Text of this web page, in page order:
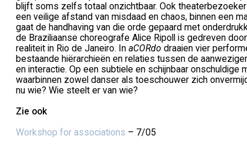
blijft soms zelfs totaal onzichtbaar. Ook
een veilige afstand van misdaad en chaos, binnen een
gaat de handhaving van die orde gepaard met
de Braziliaanse choreografe Alice Ripoll is gedreven
realiteit in Rio de Janeiro. In aCORdo draaien vier
bestaande hiërarchieën en relaties tussen de
en interactie. Op een subtiele en schijnbaar onschuldige
waarbinnen zowel danser als toeschouwer zich
nu wie? Wie steelt er van wie?
Zie ook
Workshop for associations – 7/05